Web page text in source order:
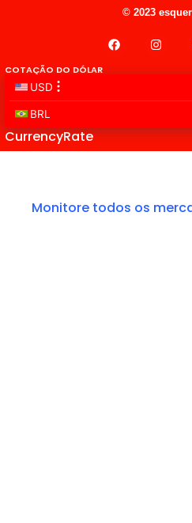
© 2023
COTAÇÃO DO DÓLAR
CurrencyRate
Monitore todos os